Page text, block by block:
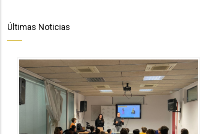
Últimas Noticias